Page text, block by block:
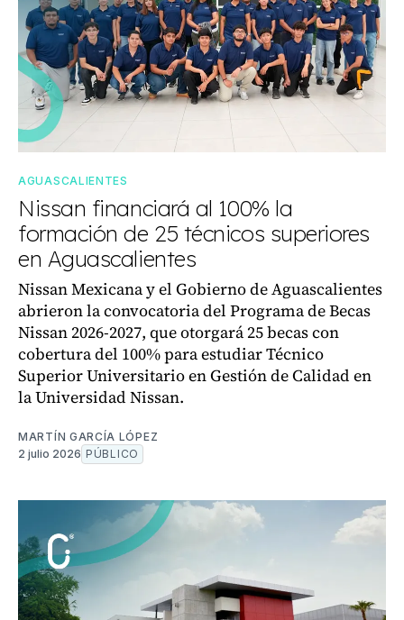
AGUASCALIENTES
Nissan financiará al 100% la
formación de 25 técnicos superiores
en Aguascalientes
Nissan Mexicana y el Gobierno de Aguascalientes
abrieron la convocatoria del Programa de Becas
Nissan 2026-2027, que otorgará 25 becas con
cobertura del 100% para estudiar Técnico
Superior Universitario en Gestión de Calidad en
la Universidad Nissan.
MARTÍN GARCÍA LÓPEZ
2 julio 2026 PÚBLICO